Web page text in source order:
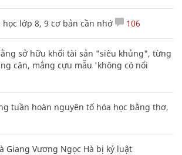
học lớp 8, 9 cơ bản cần nhớ 106
sở hữu khối tài sản "siêu khủng", từng
cân, mắng cựu mẫu 'không có nổi
tuần hoàn nguyên tố hóa học bằng thơ,
Giang Vương Ngọc Hà bị kỷ luật